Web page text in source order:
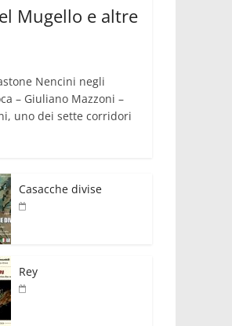
Mugello e altre
Nencini negli
– Giuliano Mazzoni –
uno dei sette corridori
Casacche divise
Rey